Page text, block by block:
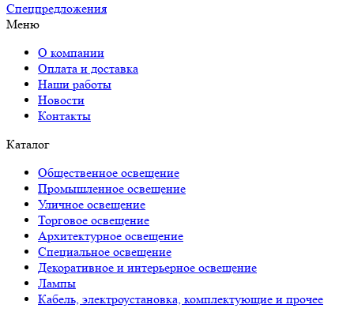
Cпецпредложения
Меню
О компании
Оплата и доставка
Наши работы
Новости
Контакты
Каталог
Общественное освещение
Промышленное освещение
Уличное освещение
Торговое освещение
Архитектурное освещение
Специальное освещение
Декоративное и интерьерное освещение
Лампы
Кабель, электроустановка, комплектующие и прочее